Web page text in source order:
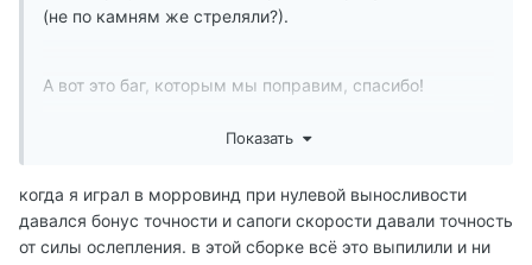
(не по камням же стреляли?).
А вот это баг, которым мы поправим, спасибо!
Это вам в обливион надо играть, в Морровинде другая
механика, которую никто не будет менять. Я точно.
Показать
когда я играл в морровинд при нулевой выносливости
давался бонус точности и сапоги скорости давали точность
от силы ослепления. в этой сборке всё это выпилили и ни